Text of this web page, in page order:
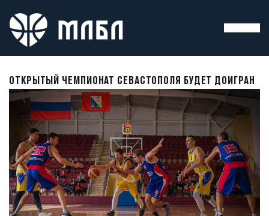
ОТКРЫТЫЙ ЧЕМПИОНАТ СЕВАСТОПОЛЯ БУДЕТ ДОИГРАН